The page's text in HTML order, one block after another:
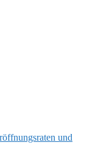
und